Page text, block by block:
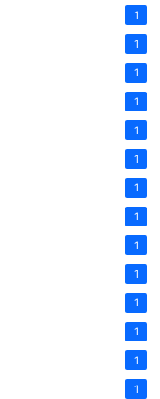
1
1
1
1
1
1
1
1
1
1
1
1
1
1